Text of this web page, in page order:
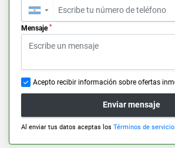
▼
Mensaje *
Acepto recibir información sobre ofertas
Enviar mensaje
Al enviar tus datos aceptas los Términos de